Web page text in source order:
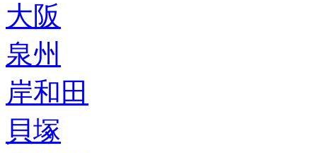
大阪
泉州
岸和田
貝塚